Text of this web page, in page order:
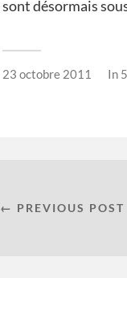
sont désormais
23 octobre 2011 In
← PREVIOUS POST